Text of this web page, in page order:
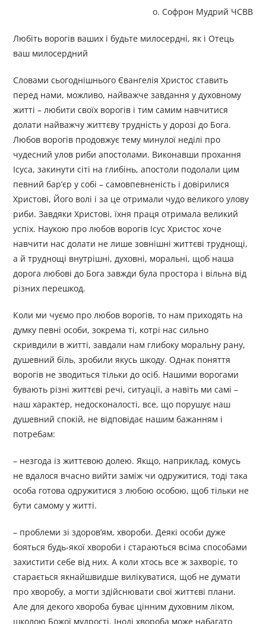
о. Софрон Мудрий ЧСВВ
Любіть ворогів ваших і будьте милосердні, як і Отець
ваш милосердний
Словами сьогоднішнього Євангелія Христос ставить
перед нами, можливо, найважче завдання у духовному
житті – любити своїх ворогів і тим самим навчитися
долати найважчу життєву трудність у дорозі до Бога.
Любов ворогів продовжує тему минулої неділі про
чудесний улов риби апостолами. Виконавши прохання
Ісуса, закинути сіті на глибінь, апостоли подолали цим
певний бар’єр у собі – самовпевненість і довірилися
Христові, Його волі і за це отримали чудо великого улову
риби. Завдяки Христові, їхня праця отримала великий
успіх. Наукою про любов ворогів Ісус Христос хоче
навчити нас долати не лише зовнішні життєві труднощі,
а й труднощі внутрішні, духовні, моральні, щоб наша
дорога любові до Бога завжди була простора і вільна від
різних перешкод.
Коли ми чуємо про любов ворогів, то нам приходять на
думку певні особи, зокрема ті, котрі нас сильно
скривдили в житті, завдали нам глибоку моральну рану,
душевний біль, зробили якусь шкоду. Однак поняття
ворогів не зводиться тільки до осіб. Нашими ворогами
бувають різні життєві речі, ситуації, а навіть ми самі –
наш характер, недосконалості, все, що порушує наш
душевний спокій, не відповідає нашим бажанням і
потребам:
– незгода із життєвою долею. Якщо, наприклад, комусь
не вдалося вчасно вийти заміж чи одружитися, тоді така
особа готова одружитися з любою особою, щоб тільки не
бути самому у житті.
– проблеми зі здоров’ям, хвороби. Деякі особи дуже
бояться будь-якої хвороби і стараються всіма способами
захистити себе від них. А коли хтось все ж захворіє, то
старається якнайшвидше вилікуватися, щоб не думати
про хворобу, а могти здійснювати свої життєві плани.
Але для декого хвороба буває цінним духовним ліком,
школою Божої мудрості. Іноді хвороба може набагато